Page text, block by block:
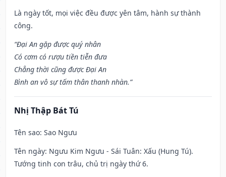
Là ngày tốt, mọi việc đều được yên tâm, hành sự thành
công.
“Đại An gặp được quý nhân
Có cơm có rượu tiền tiễn đưa
Chẳng thời cũng được Đại An
Bình an vô sự tấm thân thanh nhàn.”
Nhị Thập Bát Tú
Tên sao: Sao Ngưu
Tên ngày: Ngưu Kim Ngưu - Sái Tuân: Xấu (Hung Tú).
Tướng tinh con trâu, chủ trị ngày thứ 6.